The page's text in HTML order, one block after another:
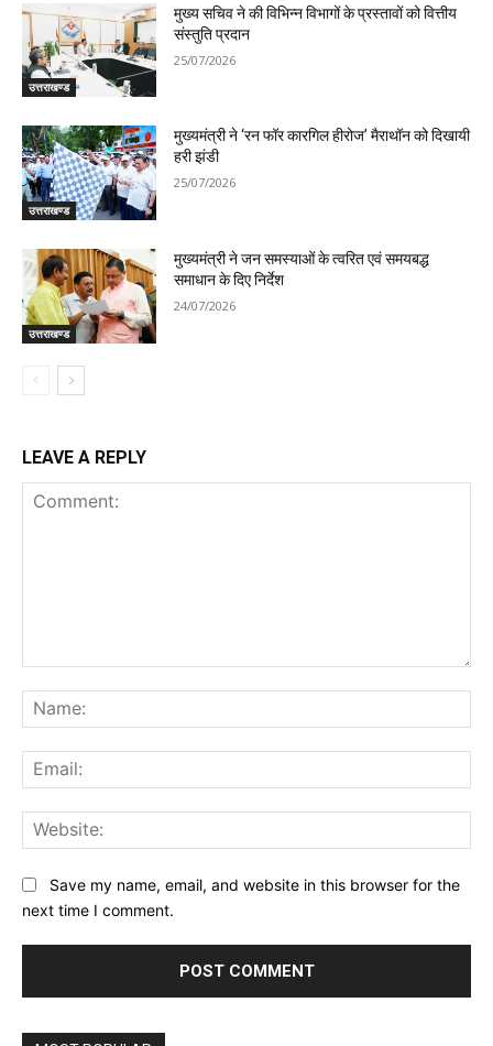
उत्तराखण्ड
मुख्य सचिव ने की विभिन्न विभागों के प्रस्तावों को वित्तीय
संस्तुति प्रदान
25/07/2026
उत्तराखण्ड
मुख्यमंत्री ने ‘रन फॉर कारगिल हीरोज’ मैराथॉन को दिखायी
हरी झंडी
25/07/2026
उत्तराखण्ड
मुख्यमंत्री ने जन समस्याओं के त्वरित एवं समयबद्ध
समाधान के दिए निर्देश
24/07/2026
LEAVE A REPLY
Save my name, email, and website in this browser for the
next time I comment.